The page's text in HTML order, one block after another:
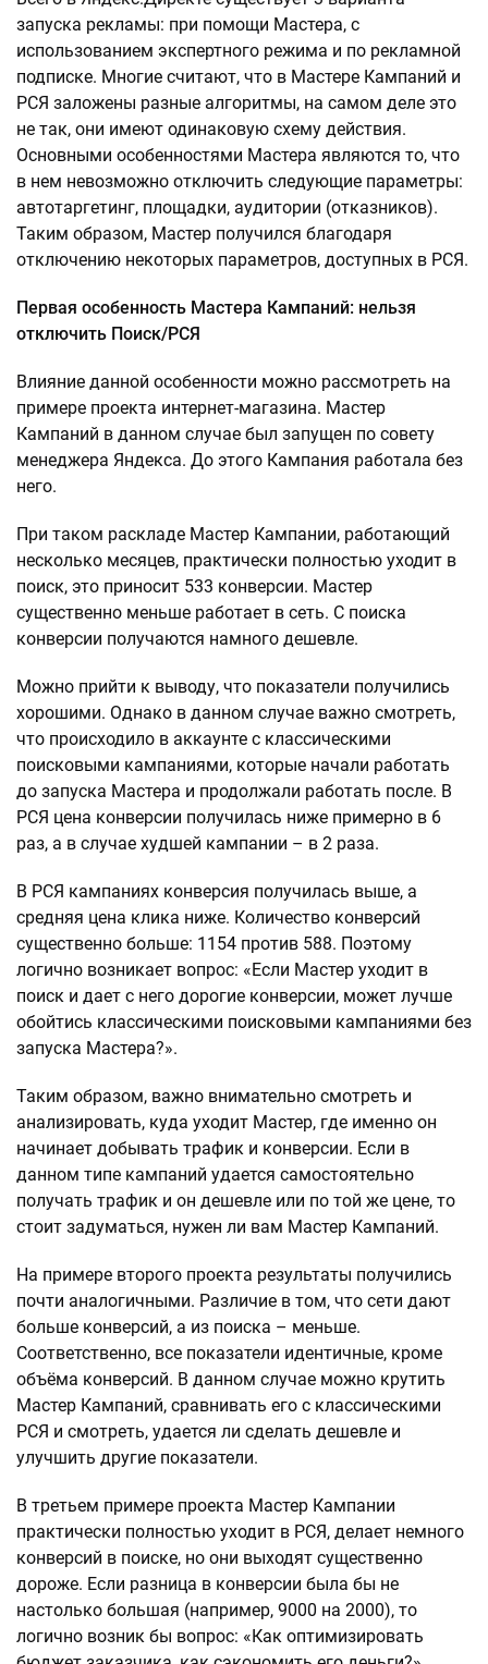
запуска рекламы: при помощи Мастера, с
использованием экспертного режима и по рекламной
подписке. Многие считают, что в Мастере Кампаний и
РСЯ заложены разные алгоритмы, на самом деле это
не так, они имеют одинаковую схему действия.
Основными особенностями Мастера являются то, что
в нем невозможно отключить следующие параметры:
автотаргетинг, площадки, аудитории (отказников).
Таким образом, Мастер получился благодаря
отключению некоторых параметров, доступных в РСЯ.
Первая особенность Мастера Кампаний: нельзя
отключить Поиск/РСЯ
Влияние данной особенности можно рассмотреть на
примере проекта интернет-магазина. Мастер
Кампаний в данном случае был запущен по совету
менеджера Яндекса. До этого Кампания работала без
него.
При таком раскладе Мастер Кампании, работающий
несколько месяцев, практически полностью уходит в
поиск, это приносит 533 конверсии. Мастер
существенно меньше работает в сеть. С поиска
конверсии получаются намного дешевле.
Можно прийти к выводу, что показатели получились
хорошими. Однако в данном случае важно смотреть,
что происходило в аккаунте с классическими
поисковыми кампаниями, которые начали работать
до запуска Мастера и продолжали работать после. В
РСЯ цена конверсии получилась ниже примерно в 6
раз, а в случае худшей кампании – в 2 раза.
В РСЯ кампаниях конверсия получилась выше, а
средняя цена клика ниже. Количество конверсий
существенно больше: 1154 против 588. Поэтому
логично возникает вопрос: «Если Мастер уходит в
поиск и дает с него дорогие конверсии, может лучше
обойтись классическими поисковыми кампаниями без
запуска Мастера?».
Таким образом, важно внимательно смотреть и
анализировать, куда уходит Мастер, где именно он
начинает добывать трафик и конверсии. Если в
данном типе кампаний удается самостоятельно
получать трафик и он дешевле или по той же цене, то
стоит задуматься, нужен ли вам Мастер Кампаний.
На примере второго проекта результаты получились
почти аналогичными. Различие в том, что сети дают
больше конверсий, а из поиска – меньше.
Соответственно, все показатели идентичные, кроме
объёма конверсий. В данном случае можно крутить
Мастер Кампаний, сравнивать его с классическими
РСЯ и смотреть, удается ли сделать дешевле и
улучшить другие показатели.
В третьем примере проекта Мастер Кампании
практически полностью уходит в РСЯ, делает немного
конверсий в поиске, но они выходят существенно
дороже. Если разница в конверсии была бы не
настолько большая (например, 9000 на 2000), то
логично возник бы вопрос: «Как оптимизировать